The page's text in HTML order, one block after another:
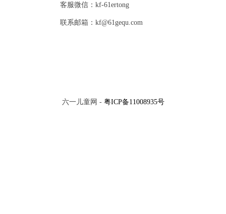
客服微信：kf-61ertong
联系邮箱：kf@61gequ.com
六一儿童网 - 粤ICP备11008935号